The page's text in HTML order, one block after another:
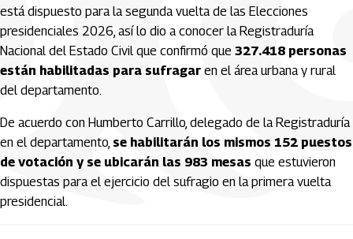
está dispuesto para la segunda vuelta de las Elecciones
presidenciales 2026, así lo dio a conocer la Registraduría
Nacional del Estado Civil que confirmó que 327.418 personas
están habilitadas para sufragar en el área urbana y rural
del departamento.
De acuerdo con Humberto Carrillo, delegado de la Registraduría
en el departamento, se habilitarán los mismos 152 puestos
de votación y se ubicarán las 983 mesas que estuvieron
dispuestas para el ejercicio del sufragio en la primera vuelta
presidencial.